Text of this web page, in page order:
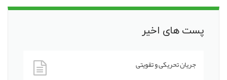
پست های اخیر
جریان تحریکی و تقویتی